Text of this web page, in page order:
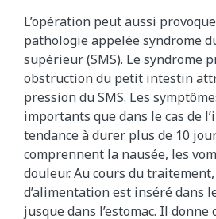
L’opération peut aussi
pathologie appelée syndrome
supérieur (SMS). Le syndrome
obstruction du petit intestin
pression du SMS. Les
importants que dans le cas de
tendance à durer plus de 10
comprennent la nausée, les
douleur. Au cours du
d’alimentation est inséré dans
jusque dans l’estomac. Il